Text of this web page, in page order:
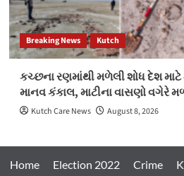
Breaking News Kutch
કચ્છના રણમાંથી મળેલી શોધ દેશ માટે
માનવ કંકાલ, માટીના વાસણો વગેરે
Kutch Care News August 8, 2026
Home Election 2022 Crime